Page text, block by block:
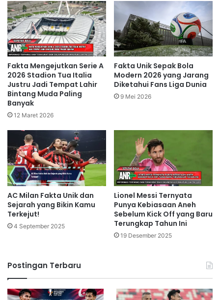
Fakta Mengejutkan Serie A
2026 Stadion Tua Italia
Justru Jadi Tempat Lahir
Bintang Muda Paling
Banyak
12 Maret 2026
Fakta Unik Sepak Bola
Modern 2026 yang Jarang
Diketahui Fans Liga Dunia
9 Mei 2026
AC Milan Fakta Unik dan
Sejarah yang Bikin Kamu
Terkejut!
4 September 2025
Lionel Messi Ternyata
Punya Kebiasaan Aneh
Sebelum Kick Off yang Baru
Terungkap Tahun Ini
19 Desember 2025
Postingan Terbaru